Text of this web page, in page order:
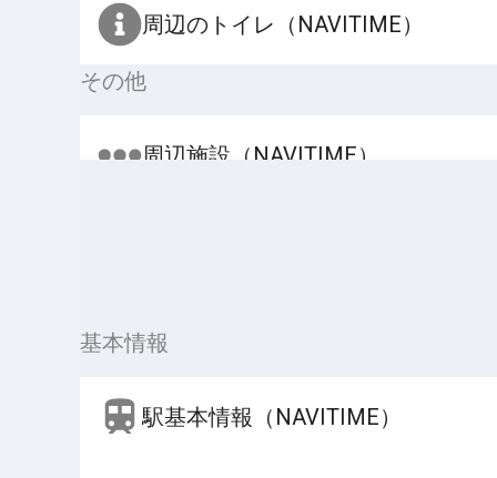
周辺のトイレ（NAVITIME）
その他
周辺施設（NAVITIME）
基本情報
駅基本情報（NAVITIME）